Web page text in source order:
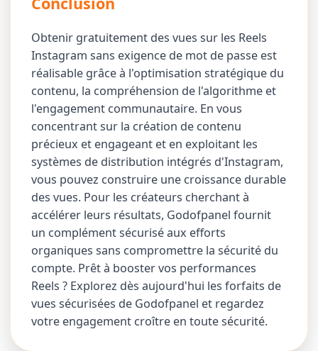
Obtenir gratuitement des vues sur les Reels
Instagram sans exigence de mot de passe est
réalisable grâce à l'optimisation stratégique du
contenu, la compréhension de l'algorithme et
l'engagement communautaire. En vous
concentrant sur la création de contenu
précieux et engageant et en exploitant les
systèmes de distribution intégrés d'Instagram,
vous pouvez construire une croissance durable
des vues. Pour les créateurs cherchant à
accélérer leurs résultats, Godofpanel fournit
un complément sécurisé aux efforts
organiques sans compromettre la sécurité du
compte. Prêt à booster vos performances
Reels ? Explorez dès aujourd'hui les forfaits de
vues sécurisées de Godofpanel et regardez
votre engagement croître en toute sécurité.